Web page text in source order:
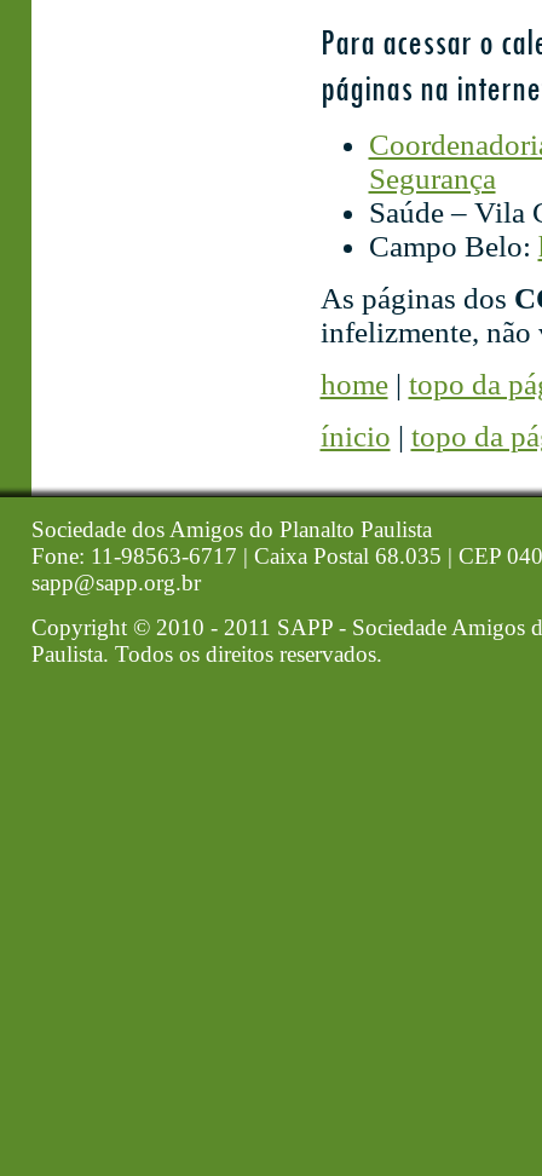
Para acessar o
páginas na
Segurança
Saúde – Vila
Campo Belo:
As páginas dos
infelizmente, não
home| topo da
ínicio | topo da
Sociedade dos Amigos do Planalto Paulista
Fone: 11-98563-6717 | Caixa Postal 68.035 | CEP
sapp@sapp.org.br
Copyright © 2010 - 2011 SAPP - Sociedade Amigos
Paulista. Todos os direitos reservados.